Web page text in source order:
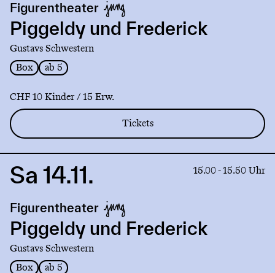
Piggeldy
und
Frederick
Figurentheater
Piggeldy und Frederick
Gustavs Schwestern
Box
ab 5
CHF 10 Kinder / 15 Erw.
Tickets
Link
Piggeldy
und
Frederick
Sa 14.11. 15.00 - 15.50 Uhr
Figurentheater
Piggeldy und Frederick
Gustavs Schwestern
Box
ab 5